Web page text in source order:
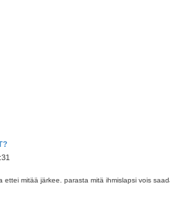
ettei mitää järkee. parasta mitä ihmislapsi vois